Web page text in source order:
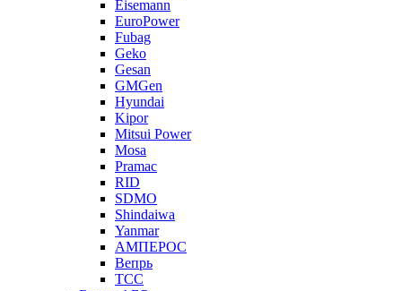
Eisemann
EuroPower
Fubag
Geko
Gesan
GMGen
Hyundai
Kipor
Mitsui Power
Mosa
Pramac
RID
SDMO
Shindaiwa
Yanmar
АМПЕРОС
Вепрь
ТСС